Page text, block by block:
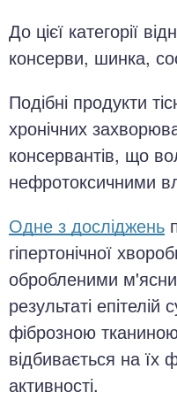
До цієї категорії
консерви, шинка,
Подібні продукти
хронічних
консервантів, що
нефротоксичними
Одне з досліджень
гіпертонічної
обробленими
результаті
фіброзною
відбивається на їх
активності.